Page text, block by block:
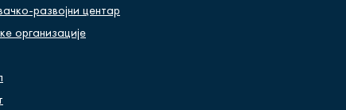
развојни центар
организације